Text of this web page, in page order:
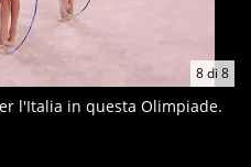
8di 8
l'Italia in questa Olimpiade.